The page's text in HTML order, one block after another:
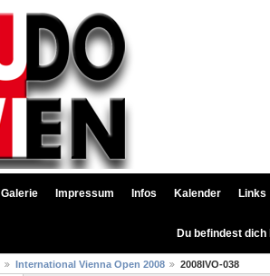
Galerie Impressum Infos Kalender Links
Du befindest
International Vienna Open 2008 2008IVO-038